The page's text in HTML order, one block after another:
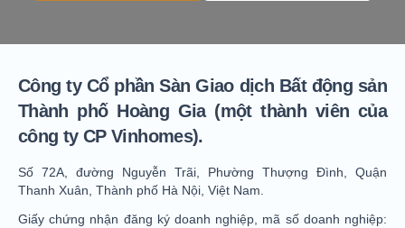
Công ty Cổ phần Sàn Giao dịch Bất động sản
Thành phố Hoàng Gia (một thành viên của
công ty CP Vinhomes).
Số 72A, đường Nguyễn Trãi, Phường Thượng Đình, Quận
Thanh Xuân, Thành phố Hà Nội, Việt Nam.
Giấy chứng nhận đăng ký doanh nghiệp, mã số doanh nghiệp: